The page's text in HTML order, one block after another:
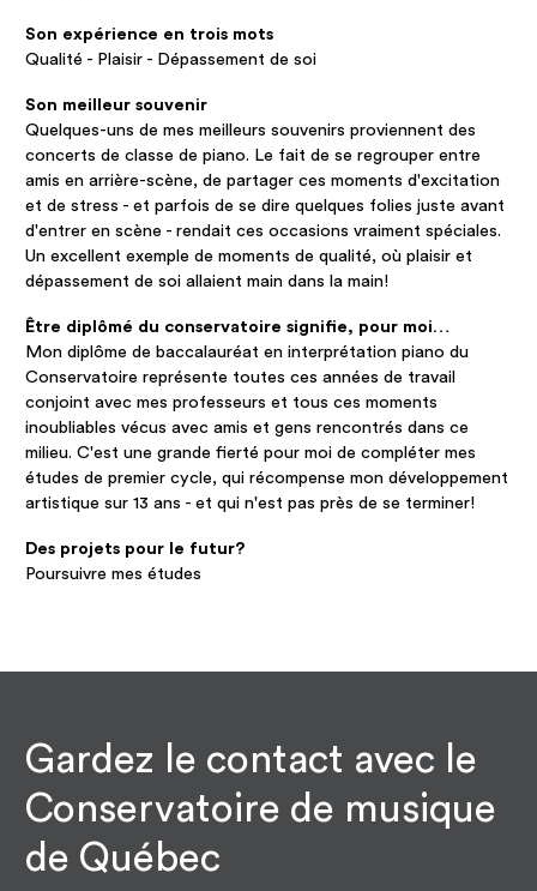
Son expérience en trois mots
Qualité - Plaisir - Dépassement de soi
Son meilleur souvenir
Quelques-uns de mes meilleurs souvenirs proviennent des
concerts de classe de piano. Le fait de se regrouper entre
amis en arrière-scène, de partager ces moments d'excitation
et de stress - et parfois de se dire quelques folies juste avant
d'entrer en scène - rendait ces occasions vraiment spéciales.
Un excellent exemple de moments de qualité, où plaisir et
dépassement de soi allaient main dans la main!
Être diplômé du conservatoire signifie, pour moi…
Mon diplôme de baccalauréat en interprétation piano du
Conservatoire représente toutes ces années de travail
conjoint avec mes professeurs et tous ces moments
inoubliables vécus avec amis et gens rencontrés dans ce
milieu. C'est une grande fierté pour moi de compléter mes
études de premier cycle, qui récompense mon développement
artistique sur 13 ans - et qui n'est pas près de se terminer!
Des projets pour le futur?
Poursuivre mes études
Gardez le contact avec le
Conservatoire de musique
de Québec